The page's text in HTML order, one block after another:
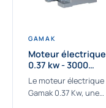
GAMAK
Moteur électrique
0.37 kw - 3000
Tr/min - 230/400v -
Taille 63 - IE2
Le moteur électrique
Gamak 0.37 Kw, une